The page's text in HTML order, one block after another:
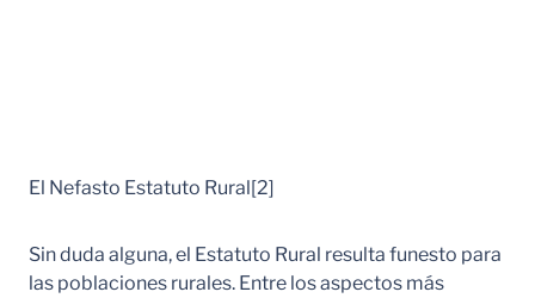
El Nefasto Estatuto Rural[2]
Sin duda alguna, el Estatuto Rural resulta funesto para
las poblaciones rurales. Entre los aspectos más